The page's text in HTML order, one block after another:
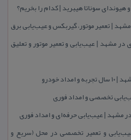
هیوندای سوناتا هیبرید | كدام را بخریم؟
در مشهد | عیب‌یابی و تعمیر موتور و تعلیق
خودرو
تخصصی و امداد فوری
| عیب‌یابی حرفه‌ای و امداد فوری
و تعمیر تخصصی در محل (سریع و